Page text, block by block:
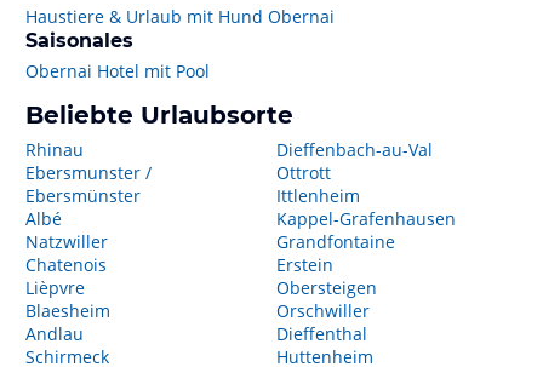
Haustiere & Urlaub mit Hund Obernai
Saisonales
Obernai Hotel mit Pool
Beliebte Urlaubsorte
Rhinau
Ebersmunster /
Ebersmünster
Albé
Natzwiller
Chatenois
Lièpvre
Blaesheim
Andlau
Schirmeck
Dieffenbach-au-Val
Ottrott
Ittlenheim
Kappel-Grafenhausen
Grandfontaine
Erstein
Obersteigen
Orschwiller
Dieffenthal
Huttenheim